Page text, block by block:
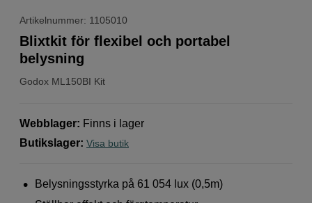
Artikelnummer: 1105010
Godox ML150BI Kit
Blixtkit för flexibel och portabel
belysning
Webblager: Finns i lager
Butikslager: Visa butik
Belysningsstyrka på 61 054 lux (0,5m)